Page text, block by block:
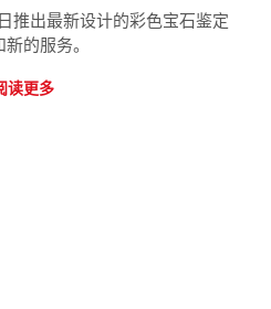
推出最新设计的彩色宝石鉴定
的服务。
读更多